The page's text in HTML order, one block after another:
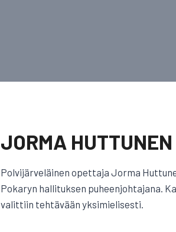
JORMA
Polvijärveläinen opettaja Jorma
Pokaryn hallituksen puheenjohtajana.
valittiin tehtävään yksimielisesti.